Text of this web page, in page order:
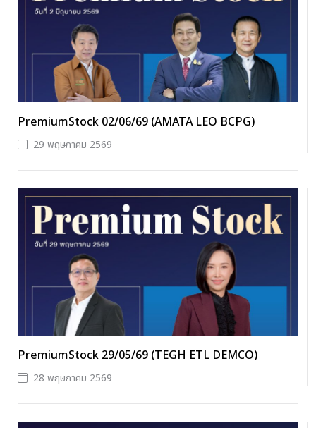
PremiumStock 02/06/69 (AMATA LEO BCPG)
29 พฤษภาคม 2569
PremiumStock 29/05/69 (TEGH ETL DEMCO)
28 พฤษภาคม 2569